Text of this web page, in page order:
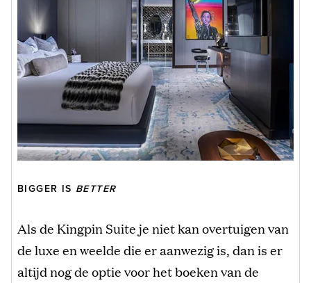
BIGGER IS BETTER
Als de Kingpin Suite je niet kan overtuigen van
de luxe en weelde die er aanwezig is, dan is er
altijd nog de optie voor het boeken van de